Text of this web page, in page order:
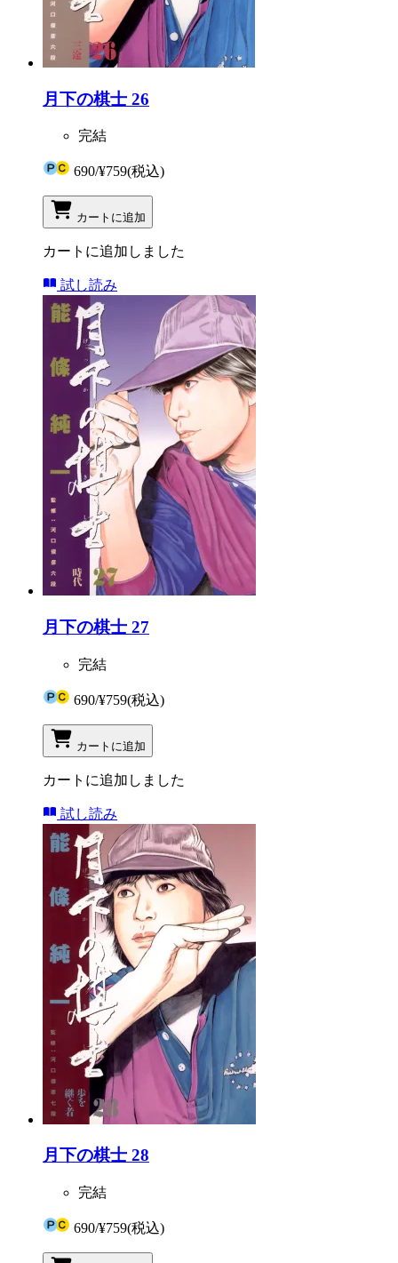
月下の棋士 26
完結
690/¥759(税込)
カートに追加
カートに追加しました
試し読み
月下の棋士 27
完結
690/¥759(税込)
カートに追加
カートに追加しました
試し読み
月下の棋士 28
完結
690/¥759(税込)